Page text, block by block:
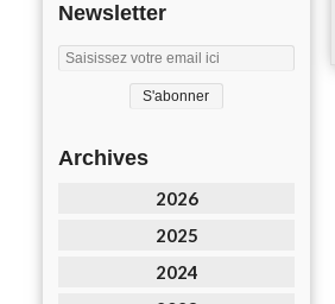
Newsletter
Archives
2026
2025
2024